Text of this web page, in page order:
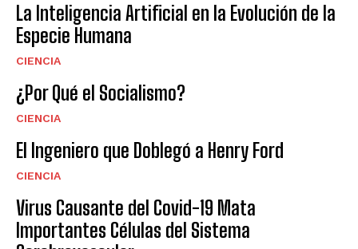
La Inteligencia Artificial en la Evolución de la
Especie Humana
CIENCIA
¿Por Qué el Socialismo?
CIENCIA
El Ingeniero que Doblegó a Henry Ford
CIENCIA
Virus Causante del Covid-19 Mata
Importantes Células del Sistema